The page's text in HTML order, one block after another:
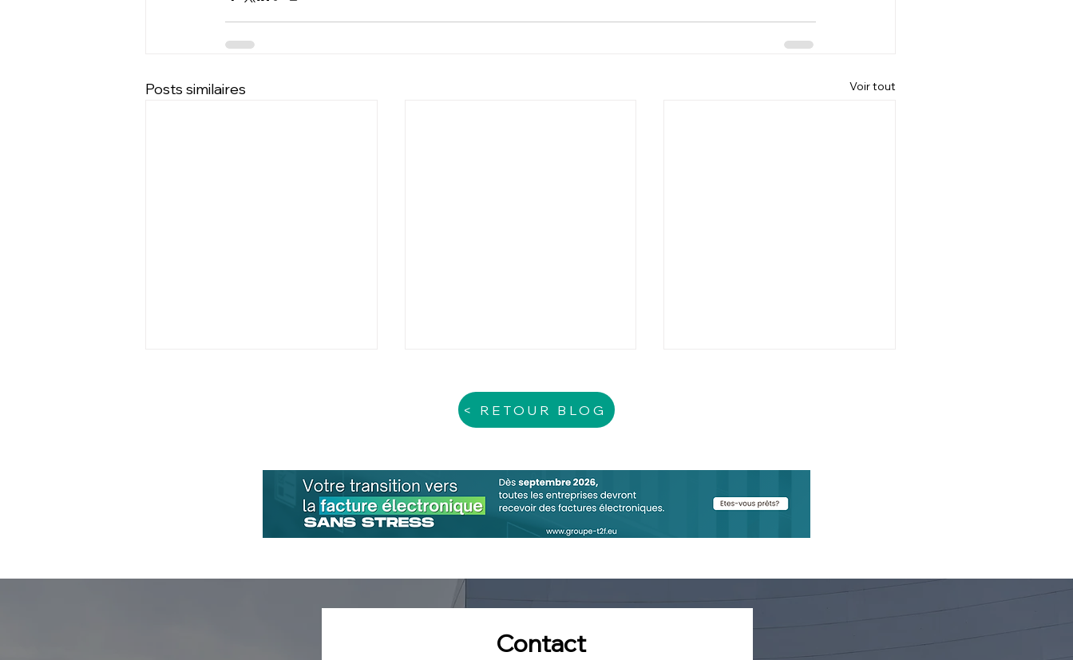
Posts similaires Voir tout
L'attestation de vigilance
Inaptitude : preuve du
respect de l’obligation de
reclassement
Détachement de
< RETOUR BLOG
Contact